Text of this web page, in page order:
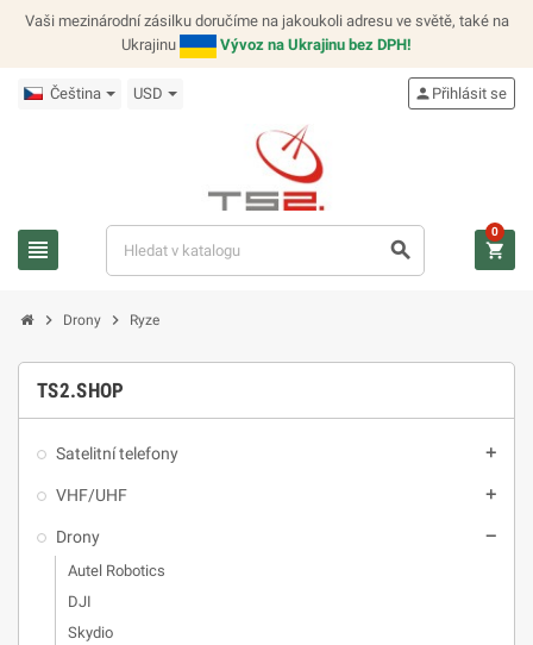
Vaši mezinárodní zásilku doručíme na jakoukoli adresu ve světě, také na
Ukrajinu
Vývoz na Ukrajinu bez DPH!
Čeština USD
view_headline search
person Přihlásit se
shopping_cart
0
chevron_right Drony chevron_right Ryze
TS2.SHOP
Satelitní telefony add
VHF/UHF add
Drony remove
Autel Robotics
DJI
Skydio